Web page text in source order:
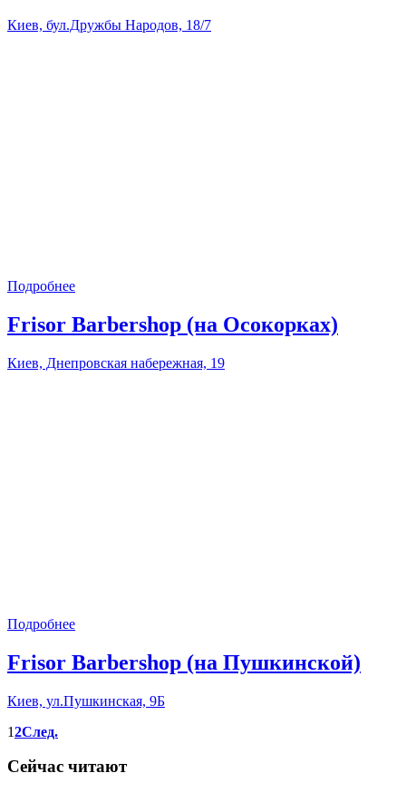
Киев, бул.Дружбы Народов, 18/7
Подробнее
Frisor Barbershop (на Осокорках)
Киев, Днепровская набережная, 19
Подробнее
Frisor Barbershop (на Пушкинской)
Киев, ул.Пушкинская, 9Б
12След.
Сейчас читают